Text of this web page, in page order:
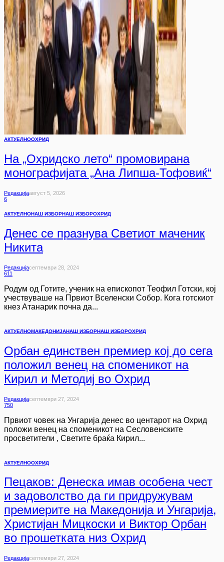
АКТУЕЛНООХРИД
На „Охридско лето“ промовирана
монографијата „Ана Липша-Тофовиќ“
РедакцијаАвгуст 5, 2026
6
АКТУЕЛНОНАШ ИЗБОРНАШ ИЗБОРОХРИД
Денес се празнува Светиот маченик
Никита
РедакцијаСептември 28, 2024
611
Родум од Готите, ученик на епископот Теофил Готски, кој
учествуваше на Првиот Вселенски Собор. Кога готскиот
кнез Атанарик почна да...
АКТУЕЛНОМАКЕДОНИЈАНАШ ИЗБОРНАШ ИЗБОРОХРИД
Орбан единствен премиер кој до сега
положил венец на споменикот на
Кирил и Методиј во Охрид
РедакцијаСептември 27, 2024
750
Првиот човек на Унгарија денес во центарот на Охрид
положи венец на споменикот на Сесловенските
просветители , Светите браќа Кирил...
АКТУЕЛНООХРИД
Пецаков: Денеска имав особена чест
и задоволство да ги придружувам
премиерите на Македонија и Унгарија,
Христијан Мицкоски и Виктор Орбан
во прошетката низ Охрид
РедакцијаСептември 27, 2024